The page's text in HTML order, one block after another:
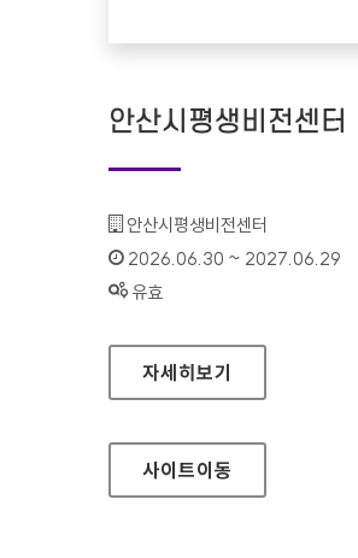
안산시평생비전센터
기관명 :
안산시평생비전센터
인증기간 :
2026.06.30 ~ 2027.06.29
상태 :
유효
안산시평생비전센터
자세히보기
사이트이동